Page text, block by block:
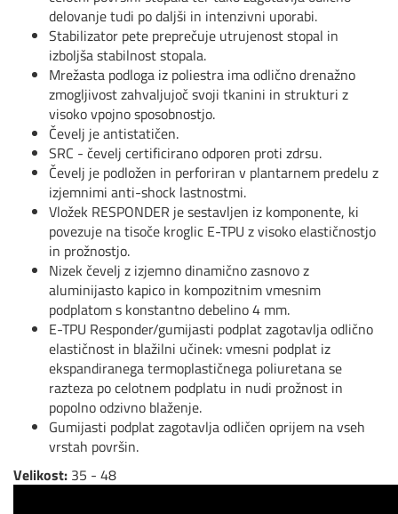
delovanje tudi po daljši in intenzivni uporabi.
Stabilizator pete preprečuje utrujenost stopal in
izboljša stabilnost stopala.
Mrežasta podloga iz poliestra ima odlično drenažno
zmogljivost zahvaljujoč svoji tkanini in strukturi z
visoko vpojno sposobnostjo.
Čevelj je antistatičen.
SRC - čevelj certificirano odporen proti zdrsu.
Čevelj je podložen in perforiran v plantarnem predelu z
izjemnimi anti-shock lastnostmi.
Vložek RESPONDER je sestavljen iz komponente, ki
povezuje na tisoče kroglic E-TPU z visoko elastičnostjo
in prožnostjo.
Nizek čevelj z izjemno dinamično zasnovo z
aluminijasto kapico in kompozitnim vmesnim
podplatom s konstantno debelino 4 mm.
E-TPU Responder/gumijasti podplat zagotavlja odlično
elastičnost in blažilni učinek: vmesni podplat iz
ekspandiranega termoplastičnega poliuretana se
razteza po celotnem podplatu in nudi prožnost in
popolno odzivno blaženje.
Gumijasti podplat zagotavlja odličen oprijem na vseh
vrstah površin.
Velikost: 35 - 48